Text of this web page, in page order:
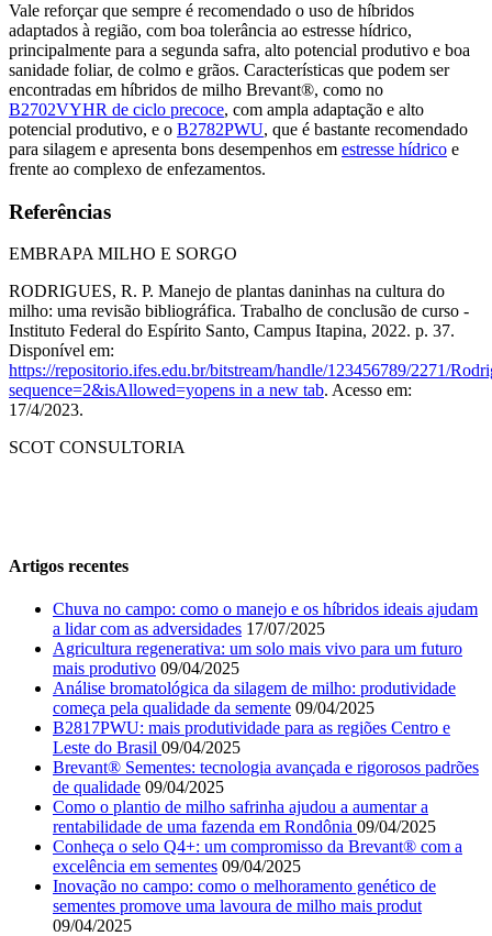
Vale reforçar que sempre é recomendado o uso de híbridos
adaptados à região, com boa tolerância ao estresse hídrico,
principalmente para a segunda safra, alto potencial produtivo e boa
sanidade foliar, de colmo e grãos. Características que podem ser
encontradas em híbridos de milho Brevant®, como no
B2702VYHR de ciclo precoce, com ampla adaptação e alto
potencial produtivo, e o B2782PWU, que é bastante recomendado
para silagem e apresenta bons desempenhos em estresse hídrico e
frente ao complexo de enfezamentos.
Referências
EMBRAPA MILHO E SORGO
RODRIGUES, R. P. Manejo de plantas daninhas na cultura do
milho: uma revisão bibliográfica. Trabalho de conclusão de curso -
Instituto Federal do Espírito Santo, Campus Itapina, 2022. p. 37.
Disponível em:
https://repositorio.ifes.edu.br/bitstream/handle/123456789/2271/
sequence=2&isAllowed=yopens in a new tab. Acesso em:
17/4/2023.
SCOT CONSULTORIA
Artigos recentes
Chuva no campo: como o manejo e os híbridos ideais ajudam
a lidar com as adversidades 17/07/2025
Agricultura regenerativa: um solo mais vivo para um futuro
mais produtivo 09/04/2025
Análise bromatológica da silagem de milho: produtividade
começa pela qualidade da semente 09/04/2025
B2817PWU: mais produtividade para as regiões Centro e
Leste do Brasil 09/04/2025
Brevant® Sementes: tecnologia avançada e rigorosos padrões
de qualidade 09/04/2025
Como o plantio de milho safrinha ajudou a aumentar a
rentabilidade de uma fazenda em Rondônia 09/04/2025
Conheça o selo Q4+: um compromisso da Brevant® com a
excelência em sementes 09/04/2025
Inovação no campo: como o melhoramento genético de
sementes promove uma lavoura de milho mais produt
09/04/2025